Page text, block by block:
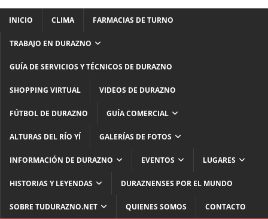
INICIO CLIMA FARMACIAS DE TURNO
TRABAJO EN DURAZNO
GUÍA DE SERVICIOS Y TÉCNICOS DE DURAZNO
SHOPPING VIRTUAL VIDEOS DE DURAZNO
FÚTBOL DE DURAZNO GUÍA COMERCIAL
ALTURAS DEL RÍO YÍ GALERÍAS DE FOTOS
INFORMACIÓN DE DURAZNO EVENTOS LUGARES
HISTORIAS Y LEYENDAS DURAZNENSES POR EL MUNDO
SOBRE TUDURAZNO.NET QUIENES SOMOS CONTACTO